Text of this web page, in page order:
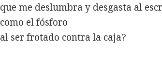
que me deslumbra y desgasta al
como el fósforo
al ser frotado contra la caja?